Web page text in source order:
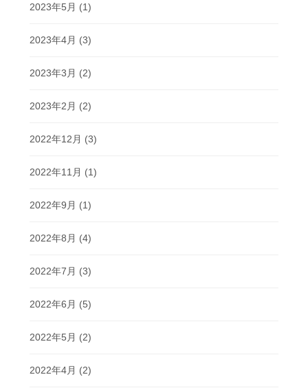
2023年5月 (1)
2023年4月 (3)
2023年3月 (2)
2023年2月 (2)
2022年12月 (3)
2022年11月 (1)
2022年9月 (1)
2022年8月 (4)
2022年7月 (3)
2022年6月 (5)
2022年5月 (2)
2022年4月 (2)